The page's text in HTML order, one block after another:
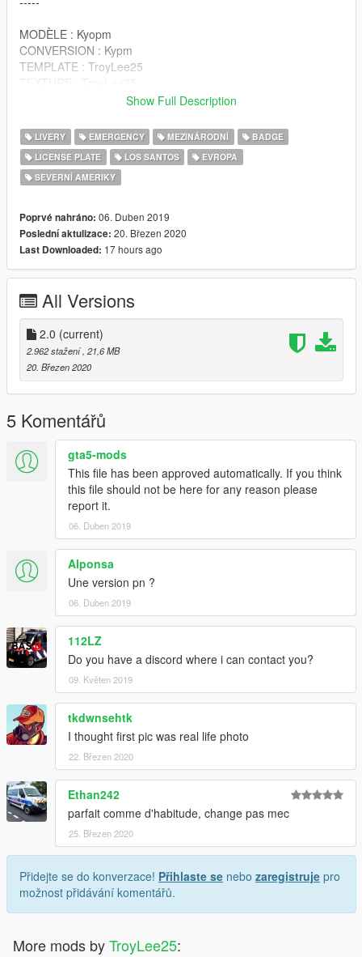
MODÈLE : Kyopm
CONVERSION : Kypm
TEMPLATE : TroyLee25
Bon jeu à tous.
Show Full Description
LIVERY EMERGENCY MEZINÁRODNÍ
BADGE
LICENSE PLATE
LOS SANTOS
EVROPA
SEVERNÍ AMERIKY
Poprvé nahráno: 06. Duben 2019
Poslední aktulizace: 20. Březen 2020
Last Downloaded: 17 hours ago
All Versions
2.0 (current)
2.962 stažení , 21,6 MB
20. Březen 2020
5 Komentářů
gta5-mods
This file has been approved automatically. If you think
this file should not be here for any reason please
report it.
06. Duben 2019
Alponsa
Une version pn ?
06. Duben 2019
112LZ
Do you have a discord where i can contact you?
09. Květen 2019
tkdwnsehtk
I thought first pic was real life photo
22. Březen 2020
Ethan242
parfait comme d'habitude, change pas mec
25. Březen 2020
Přidejte se do konverzace! Přihlaste se nebo zaregistruje pro
možnost přidávání komentářů.
More mods byTroyLee25: